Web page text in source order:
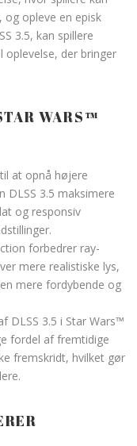
opleve en episk
3.5, kan spillere
oplevelse, der bringer
WARS™
at opnå højere
3.5 maksimere
og responsiv
forbedrer ray-
mere realistiske lys,
mere fordybende og
DLSS 3.5 i Star Wars™
fordel af fremtidige
fremskridt, hvilket gør